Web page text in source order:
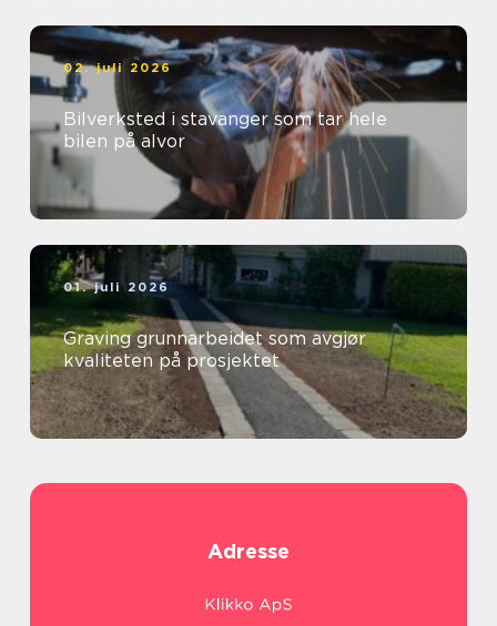
02. juli 2026
Bilverksted i stavanger som tar hele
bilen på alvor
01. juli 2026
Graving grunnarbeidet som avgjør
kvaliteten på prosjektet
Adresse